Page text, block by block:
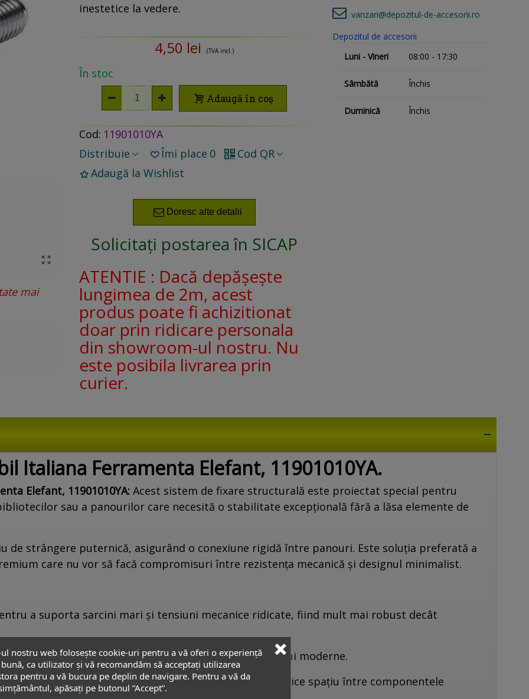
mai
inestetice la vedere.
4,50 lei (TVA incl.)
În stoc
Adaugă în coș
Cod: 11901010YA
Distribuie
Îmi place 0
Cod QR
Adaugă la Wishlist
Doresc alte detalii
Solicitați postarea în SICAP
ATENTIE : Dacă depășește
lungimea de 2m, acest
produs poate fi achizitionat
doar prin ridicare personala
din showroom-ul nostru. Nu
este posibila livrarea prin
curier.
vanzari@depozitul-de-accesorii.ro
Depozitul de accesorii
Luni - Vineri
08:00 - 17:30
Sâmbătă Închis
Duminică Închis
Italiana Ferramenta Elefant, 11901010YA.
Elefant, 11901010YA: Acest sistem de fixare structurală este proiectat special pentru
sau a panourilor care necesită o stabilitate excepțională fără a lăsa elemente de
de strângere puternică, asigurând o conexiune rigidă între panouri. Este soluția preferată a
care nu vor să facă compromisuri între rezistența mecanică și designul minimalist.
a suporta sarcini mari și tensiuni mecanice ridicate, fiind mult mai robust decât
rămâne discret, păstrând liniile fluide ale mobilierului moderne.
permite o tragere fermă a panourilor, eliminând orice spațiu între componentele
ul nostru web folosește cookie-uri pentru a vă oferi o experiență
ca utilizator și vă recomandăm să acceptați utilizarea
pentru a vă bucura pe deplin de navigare. Pentru a vă da
apăsați pe butonul ”Accept”.